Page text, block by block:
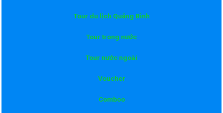
Tour du lịch Quảng Bình
Tour trong nước
Tour nước ngoài
Voucher
Comboo